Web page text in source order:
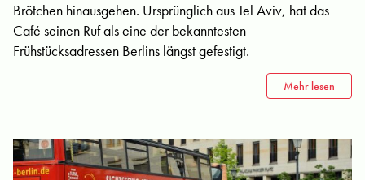
Brötchen hinausgehen. Ursprünglich aus Tel Aviv, hat das
Café seinen Ruf als eine der bekanntesten
Frühstücksadressen Berlins längst gefestigt.
Mehr lesen